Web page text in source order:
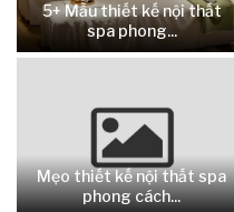
5+ Mẫu thiết kế nội thất
spa phong...
Mẹo thiết kế nội thất spa
phong cách...